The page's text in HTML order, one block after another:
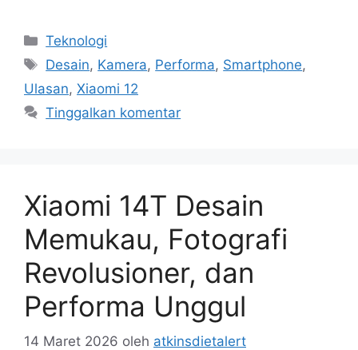
Kategori
Teknologi
Tag
Desain, Kamera, Performa, Smartphone,
Ulasan, Xiaomi 12
Tinggalkan komentar
Xiaomi 14T Desain
Memukau, Fotografi
Revolusioner, dan
Performa Unggul
14 Maret 2026 oleh atkinsdietalert